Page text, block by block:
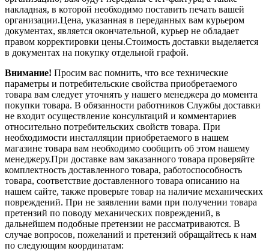
накладная, в которой необходимо поставить печать вашей
организации.Цена, указанная в переданных вам курьером
документах, является окончательной, курьер не обладает
правом корректировки цены.Стоимость доставки выделяется
в документах на покупку отдельной графой.
Внимание! Просим вас помнить, что все технические
параметры и потребительские свойства приобретаемого
товара вам следует уточнять у нашего менеджера до момента
покупки товара. В обязанности работников Службы доставки
не входит осуществление консультаций и комментариев
относительно потребительских свойств товара. При
необходимости инсталляции приобретаемого в нашем
магазине товара вам необходимо сообщить об этом нашему
менеджеру.При доставке вам заказанного товара проверяйте
комплектность доставленного товара, работоспособность
товара, соответствие доставленного товара описанию на
нашем сайте, также проверьте товар на наличие механических
повреждений. При не заявлении вами при получении товара
претензий по поводу механических повреждений, в
дальнейшем подобные претензии не рассматриваются. В
случае вопросов, пожеланий и претензий обращайтесь к нам
по следующим координатам: